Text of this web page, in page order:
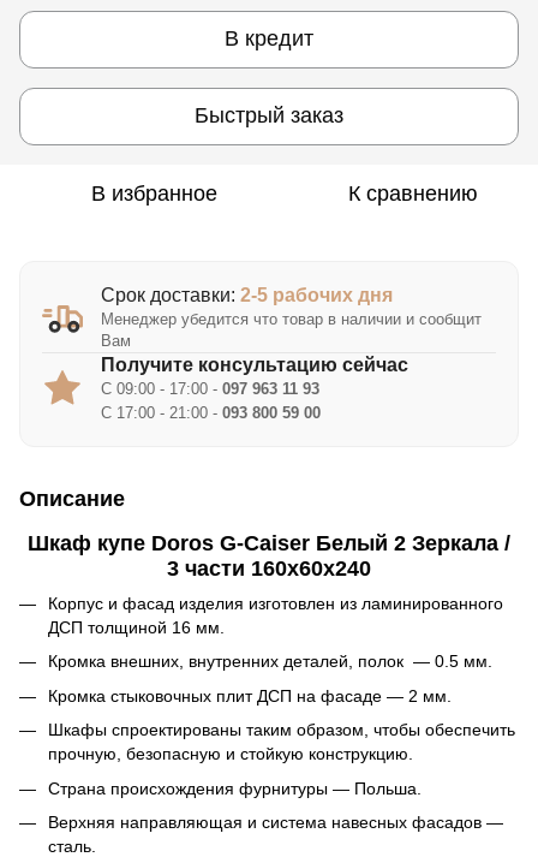
В кредит
Быстрый заказ
В избранное К сравнению
Срок доставки: 2-5 рабочих дня
Менеджер убедится что товар в наличии и сообщит
Вам
Получите консультацию сейчас
С 09:00 - 17:00 - 097 963 11 93
С 17:00 - 21:00 - 093 800 59 00
Описание
Шкаф купе Doros G-Caiser Белый 2 Зеркала /
3 части 160х60х240
Корпус и фасад изделия изготовлен из ламинированного
ДСП толщиной 16 мм.
Кромка внешних, внутренних деталей, полок — 0.5 мм.
Кромка стыковочных плит ДСП на фасаде — 2 мм.
Шкафы спроектированы таким образом, чтобы обеспечить
прочную, безопасную и стойкую конструкцию.
Страна происхождения фурнитуры — Польша.
Верхняя направляющая и система навесных фасадов —
сталь.